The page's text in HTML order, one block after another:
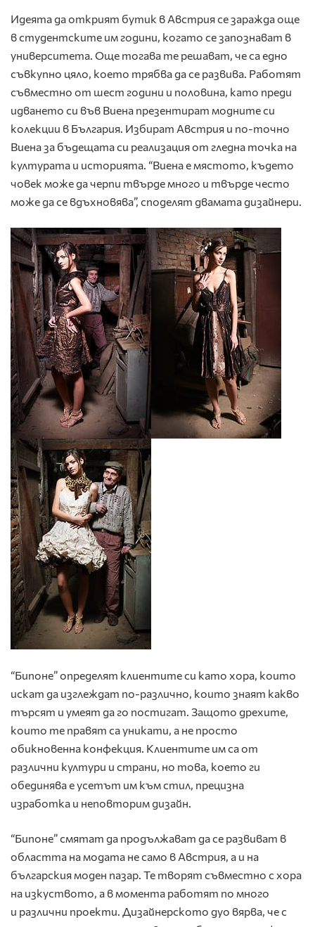
Идеята да открият бутик в Австрия се заражда още
в студентските им години, когато се запознават в
университета. Още тогава те решават, че са едно
съвкупно цяло, което трябва да се развива. Работят
съвместно от шест години и половина, като преди
идването си във Виена презентират модните си
колекции в България. Избират Австрия и по-точно
Виена за бъдещата си реализация от гледна точка на
културата и историята. “Виена е мястото, където
човек може да черпи твърде много и твърде често
може да се вдъхновява”, споделят двамата дизайнери.
“Бипоне” определят клиентите си като хора, които
искат да изглеждат по-различно, които знаят какво
търсят и умеят да го постигат. Защото дрехите,
които те правят са уникати, а не просто
обикновенна конфекция. Клиентите им са от
различни култури и страни, но това, което ги
обединява е усетът им към стил, прецизна
изработка и неповторим дизайн.
“Бипоне” смятат да продължават да се развиват в
областта на модата не само в Австрия, а и на
българския моден пазар. Те творят съвместно с хора
на изкуството, а в момента работят по много
и различни проекти. Дизайнерското дуо вярва, че с